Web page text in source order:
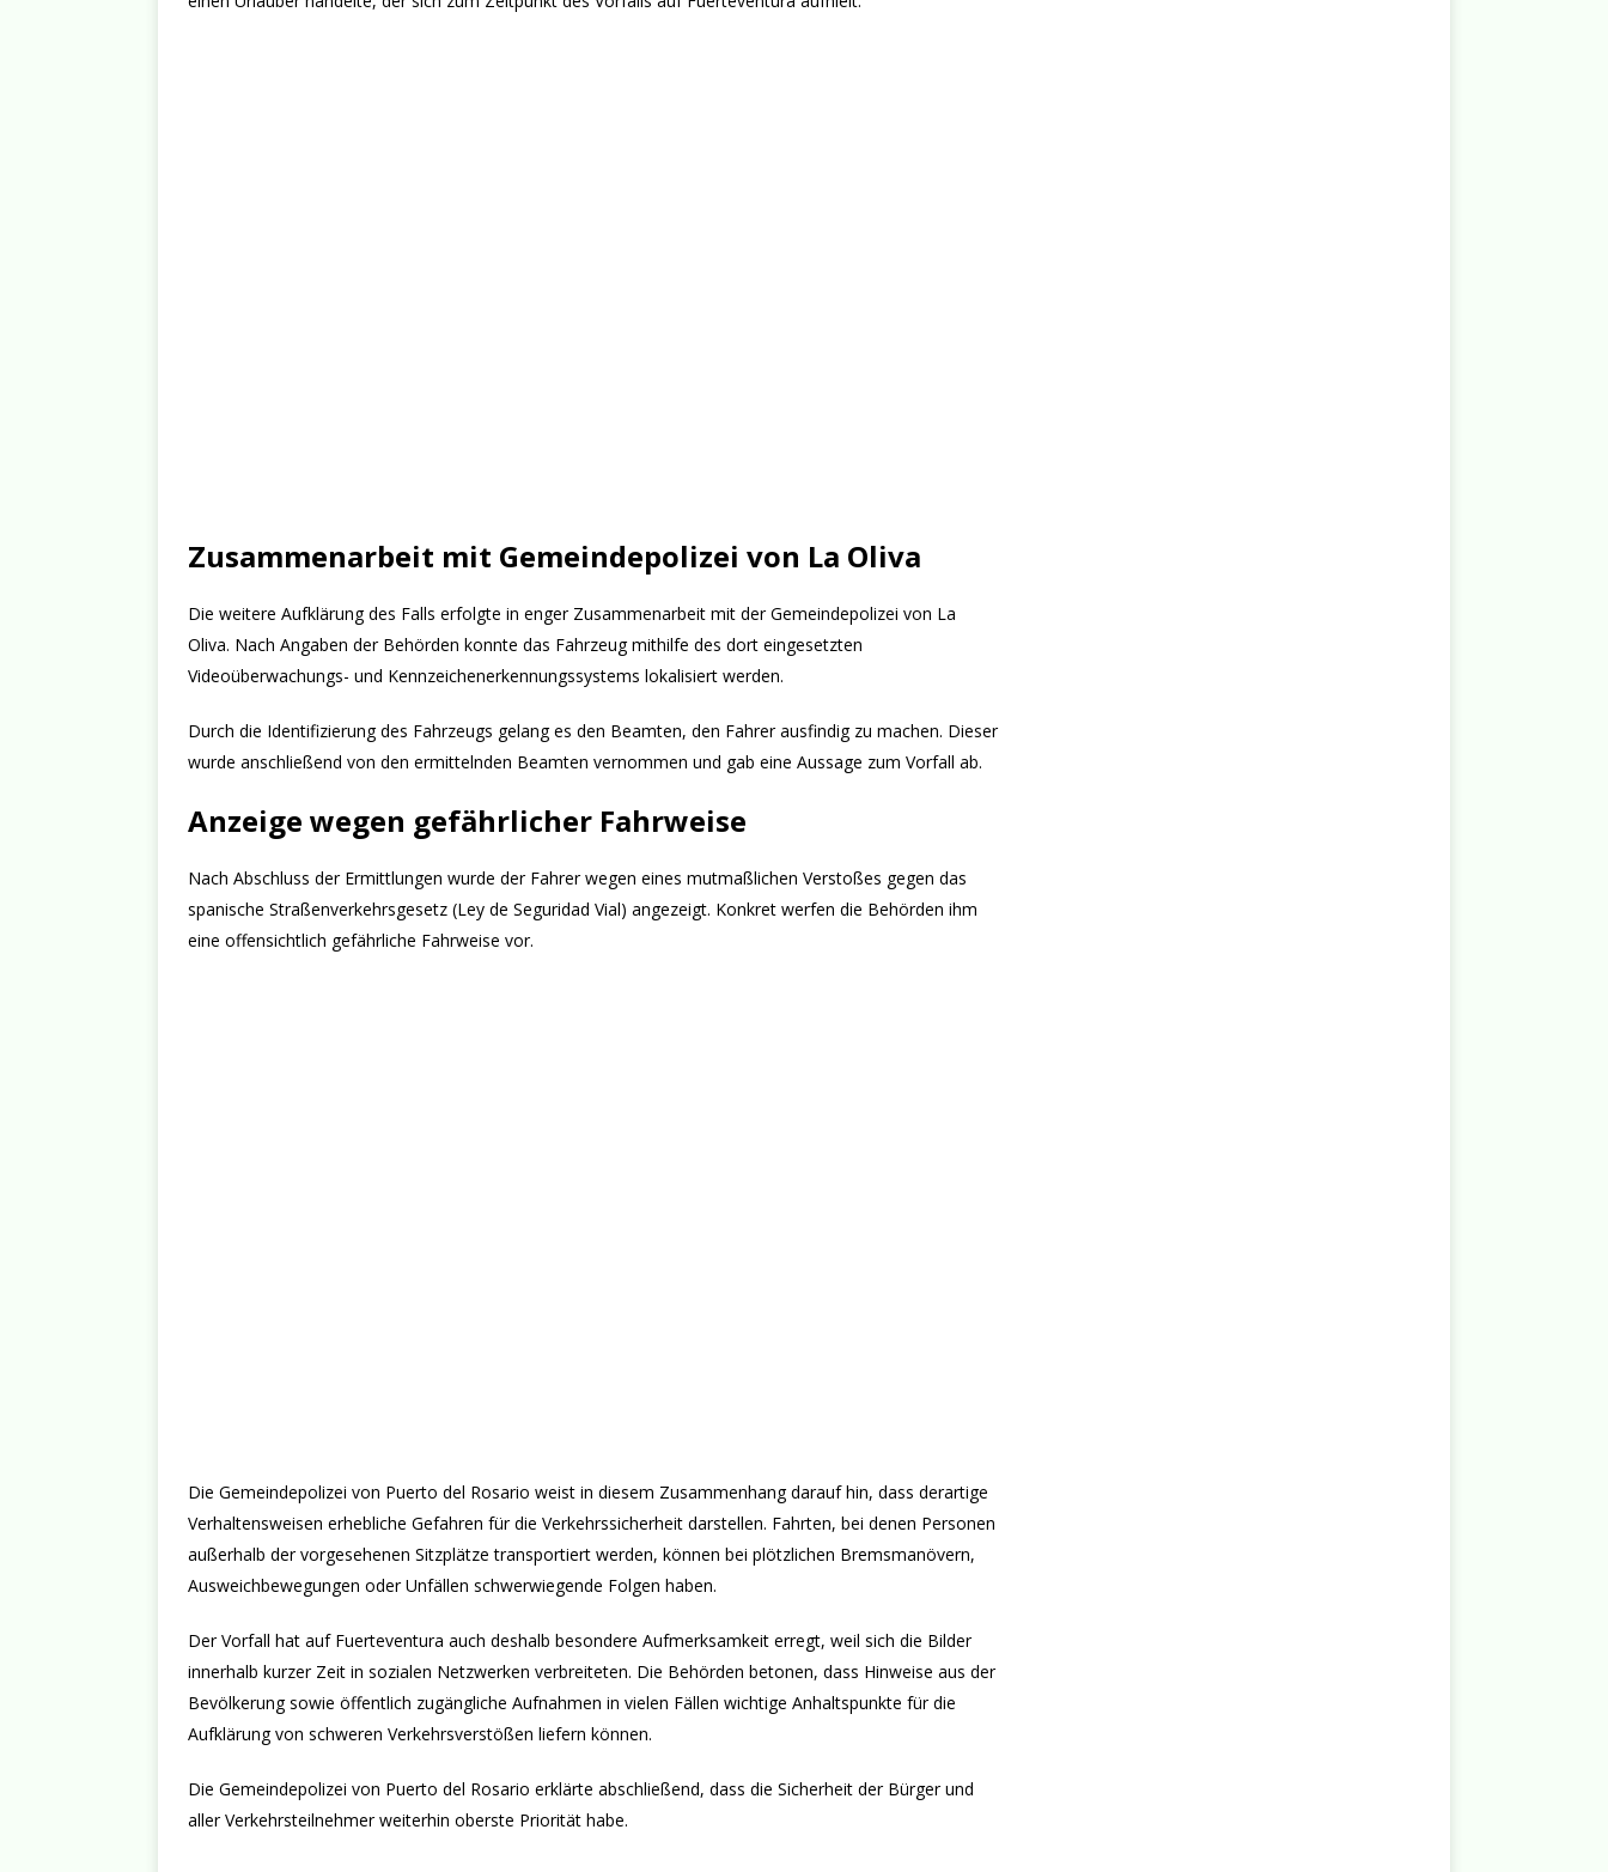
Zusammenarbeit mit Gemeindepolizei von La Oliva
Die weitere Aufklärung des Falls erfolgte in enger Zusammenarbeit mit der Gemeindepolizei von La
Oliva. Nach Angaben der Behörden konnte das Fahrzeug mithilfe des dort eingesetzten
Videoüberwachungs- und Kennzeichenerkennungssystems lokalisiert werden.
Durch die Identifizierung des Fahrzeugs gelang es den Beamten, den Fahrer ausfindig zu machen. Dieser
wurde anschließend von den ermittelnden Beamten vernommen und gab eine Aussage zum Vorfall ab.
Anzeige wegen gefährlicher Fahrweise
Nach Abschluss der Ermittlungen wurde der Fahrer wegen eines mutmaßlichen Verstoßes gegen das
spanische Straßenverkehrsgesetz (Ley de Seguridad Vial) angezeigt. Konkret werfen die Behörden ihm
eine offensichtlich gefährliche Fahrweise vor.
Die Gemeindepolizei von Puerto del Rosario weist in diesem Zusammenhang darauf hin, dass derartige
Verhaltensweisen erhebliche Gefahren für die Verkehrssicherheit darstellen. Fahrten, bei denen Personen
außerhalb der vorgesehenen Sitzplätze transportiert werden, können bei plötzlichen Bremsmanövern,
Ausweichbewegungen oder Unfällen schwerwiegende Folgen haben.
Der Vorfall hat auf Fuerteventura auch deshalb besondere Aufmerksamkeit erregt, weil sich die Bilder
innerhalb kurzer Zeit in sozialen Netzwerken verbreiteten. Die Behörden betonen, dass Hinweise aus der
Bevölkerung sowie öffentlich zugängliche Aufnahmen in vielen Fällen wichtige Anhaltspunkte für die
Aufklärung von schweren Verkehrsverstößen liefern können.
Die Gemeindepolizei von Puerto del Rosario erklärte abschließend, dass die Sicherheit der Bürger und
aller Verkehrsteilnehmer weiterhin oberste Priorität habe.